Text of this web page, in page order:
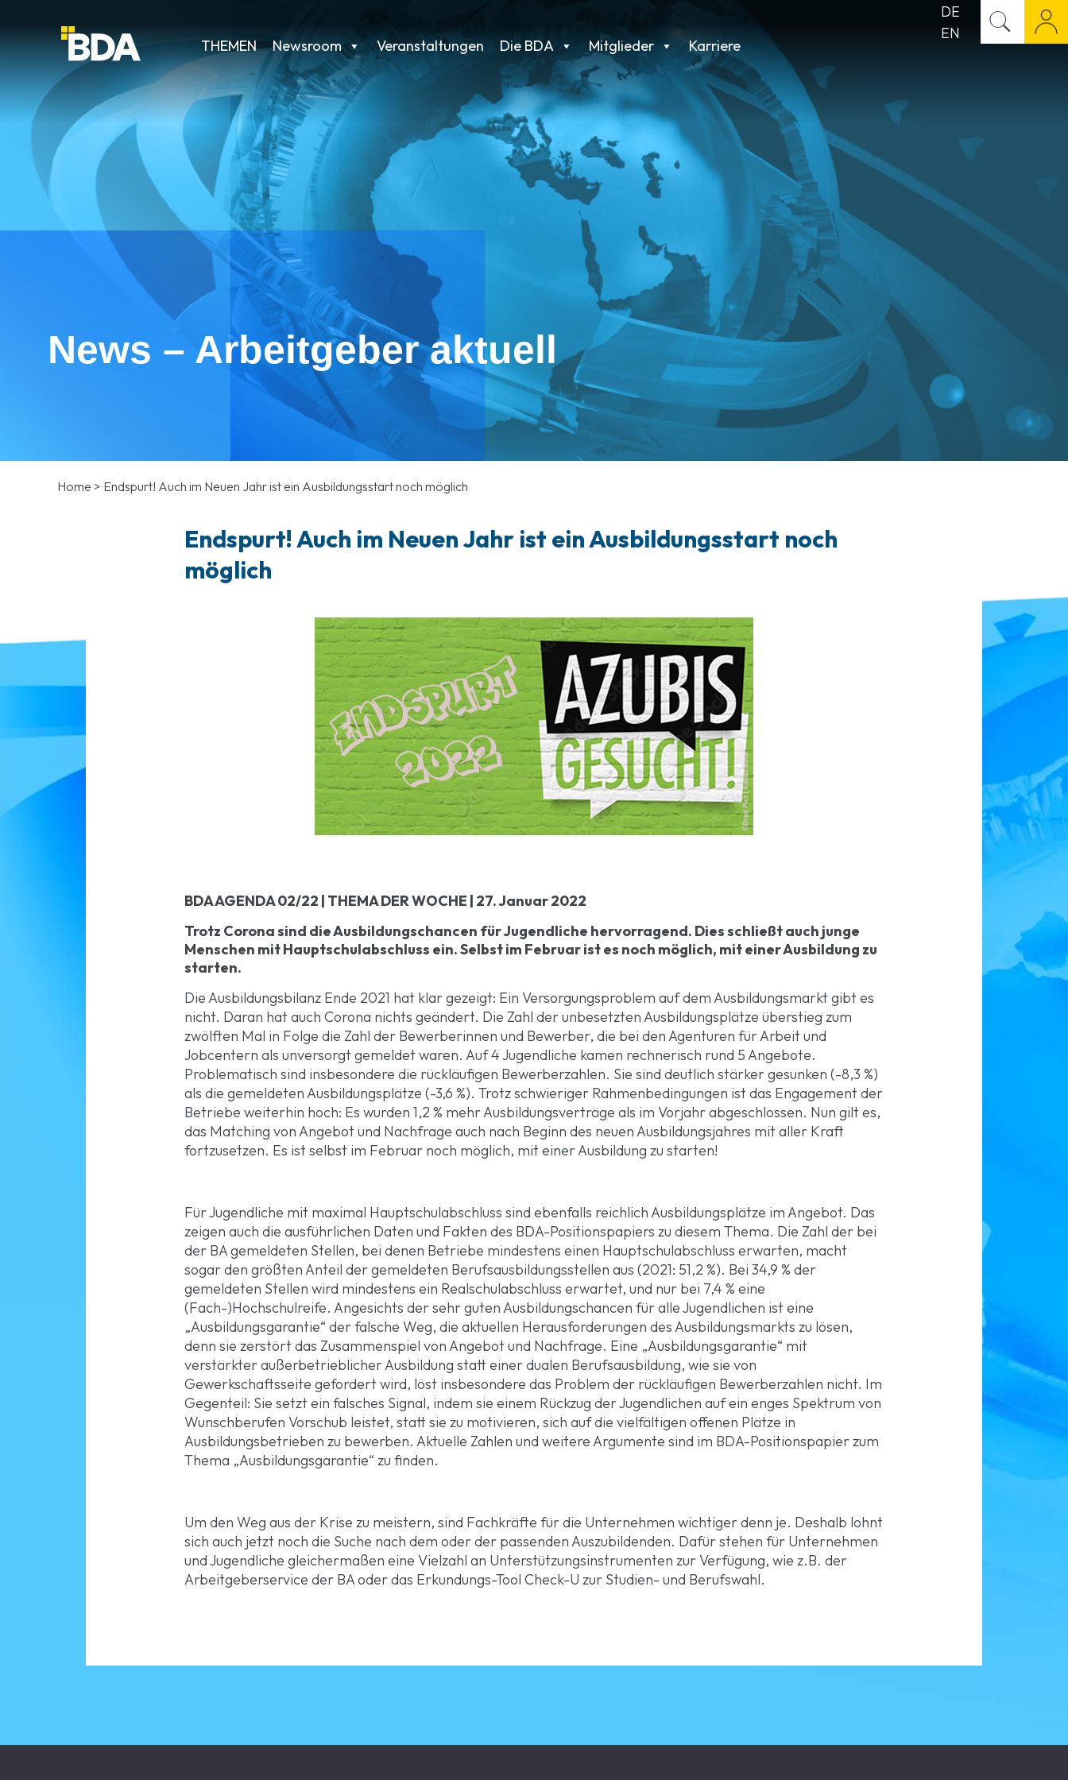
THEMEN Newsroom Veranstaltungen Die BDA Mitglieder Karriere
DE
EN
News – Arbeitgeber aktuell
Home > Endspurt! Auch im Neuen Jahr ist ein Ausbildungsstart noch möglich
Endspurt! Auch im Neuen Jahr ist ein Ausbildungsstart noch
möglich
BDA AGENDA 02/22 | THEMA DER WOCHE | 27. Januar 2022
Trotz Corona sind die Ausbildungschancen für Jugendliche hervorragend. Dies schließt auch junge
Menschen mit Hauptschulabschluss ein. Selbst im Februar ist es noch möglich, mit einer Ausbildung zu
starten.
Die Ausbildungsbilanz Ende 2021 hat klar gezeigt: Ein Versorgungsproblem auf dem Ausbildungsmarkt gibt es
nicht. Daran hat auch Corona nichts geändert. Die Zahl der unbesetzten Ausbildungsplätze überstieg zum
zwölften Mal in Folge die Zahl der Bewerberinnen und Bewerber, die bei den Agenturen für Arbeit und
Jobcentern als unversorgt gemeldet waren. Auf 4 Jugendliche kamen rechnerisch rund 5 Angebote.
Problematisch sind insbesondere die rückläufigen Bewerberzahlen. Sie sind deutlich stärker gesunken (-8,3 %)
als die gemeldeten Ausbildungsplätze (-3,6 %). Trotz schwieriger Rahmenbedingungen ist das Engagement der
Betriebe weiterhin hoch: Es wurden 1,2 % mehr Ausbildungsverträge als im Vorjahr abgeschlossen. Nun gilt es,
das Matching von Angebot und Nachfrage auch nach Beginn des neuen Ausbildungsjahres mit aller Kraft
fortzusetzen. Es ist selbst im Februar noch möglich, mit einer Ausbildung zu starten!
Für Jugendliche mit maximal Hauptschulabschluss sind ebenfalls reichlich Ausbildungsplätze im Angebot. Das
zeigen auch die ausführlichen Daten und Fakten des BDA-Positionspapiers zu diesem Thema. Die Zahl der bei
der BA gemeldeten Stellen, bei denen Betriebe mindestens einen Hauptschulabschluss erwarten, macht
sogar den größten Anteil der gemeldeten Berufsausbildungsstellen aus (2021: 51,2 %). Bei 34,9 % der
gemeldeten Stellen wird mindestens ein Realschulabschluss erwartet, und nur bei 7,4 % eine
(Fach-)Hochschulreife. Angesichts der sehr guten Ausbildungschancen für alle Jugendlichen ist eine
„Ausbildungsgarantie“ der falsche Weg, die aktuellen Herausforderungen des Ausbildungsmarkts zu lösen,
denn sie zerstört das Zusammenspiel von Angebot und Nachfrage. Eine „Ausbildungsgarantie“ mit
verstärkter außerbetrieblicher Ausbildung statt einer dualen Berufsausbildung, wie sie von
Gewerkschaftsseite gefordert wird, löst insbesondere das Problem der rückläufigen Bewerberzahlen nicht. Im
Gegenteil: Sie setzt ein falsches Signal, indem sie einem Rückzug der Jugendlichen auf ein enges Spektrum von
Wunschberufen Vorschub leistet, statt sie zu motivieren, sich auf die vielfältigen offenen Plätze in
Ausbildungsbetrieben zu bewerben. Aktuelle Zahlen und weitere Argumente sind im BDA-Positionspapierzum
Thema „Ausbildungsgarantie“ zu finden.
Um den Weg aus der Krise zu meistern, sind Fachkräfte für die Unternehmen wichtiger denn je. Deshalb lohnt
sich auch jetzt noch die Suche nach dem oder der passenden Auszubildenden. Dafür stehen für Unternehmen
und Jugendliche gleichermaßen eine Vielzahl an Unterstützungsinstrumenten zur Verfügung, wie z.B. der
Arbeitgeberservice der BAoder das Erkundungs-ToolCheck-U zur Studien- und Berufswahl.